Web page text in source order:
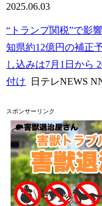
2025.06.03
“トランプ関税”で影
知県約12億円の補正
し込みは7月1日から
付け 日テレNEWS
スポンサーリンク